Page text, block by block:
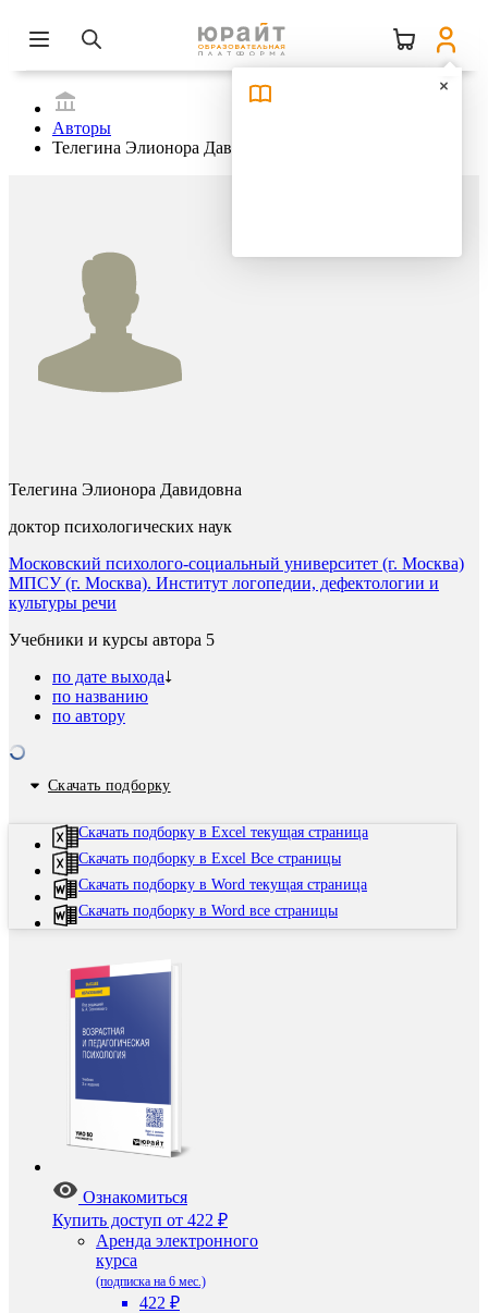
Авторы
Телегина Элионора Давидовна
Телегина Элионора Давидовна
доктор психологических наук
Московский психолого-социальный университет (г. Москва)
МПСУ (г. Москва). Институт логопедии, дефектологии и
культуры речи
Учебники и курсы автора 5
по дате выхода
по названию
по автору
Скачать подборку
Скачать подборку в Excel текущая страница
Скачать подборку в Excel Все страницы
Скачать подборку в Word текущая страница
Скачать подборку в Word все страницы
Ознакомиться
Купить доступ от 422 ₽
Аренда электронного
курса
(подписка на 6 мес.)
422 ₽